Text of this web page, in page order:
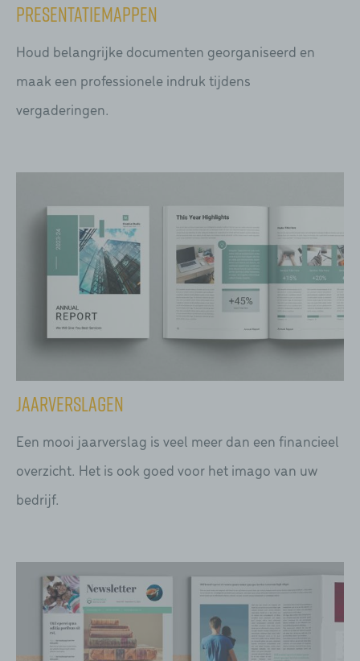
Presentatiemappen
Houd belangrijke documenten georganiseerd en
maak een professionele indruk tijdens
vergaderingen.
Jaarverslagen
Een mooi jaarverslag is veel meer dan een financieel
overzicht. Het is ook goed voor het imago van uw
bedrijf.